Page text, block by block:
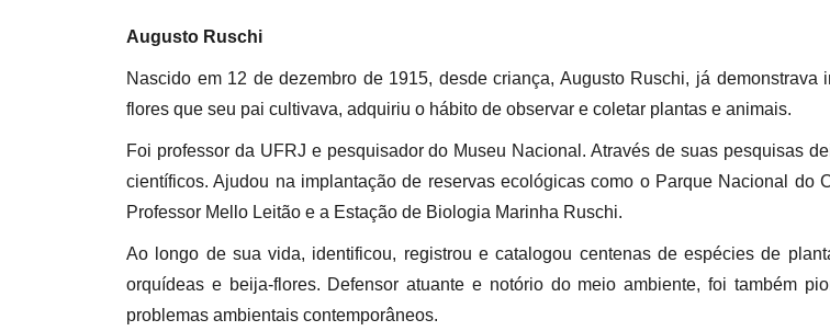
Augusto Ruschi
Nascido em 12 de dezembro de 1915, desde criança, Augusto Ruschi, já
flores que seu pai cultivava, adquiriu o hábito de observar e coletar plantas e animais.
Foi professor da UFRJ e pesquisador do Museu Nacional. Através de suas pesquisas
científicos. Ajudou na implantação de reservas ecológicas como o Parque Nacional
Professor Mello Leitão e a Estação de Biologia Marinha Ruschi.
Ao longo de sua vida, identificou, registrou e catalogou centenas de espécies de
orquídeas e beija-flores. Defensor atuante e notório do meio ambiente, foi também
problemas ambientais contemporâneos.